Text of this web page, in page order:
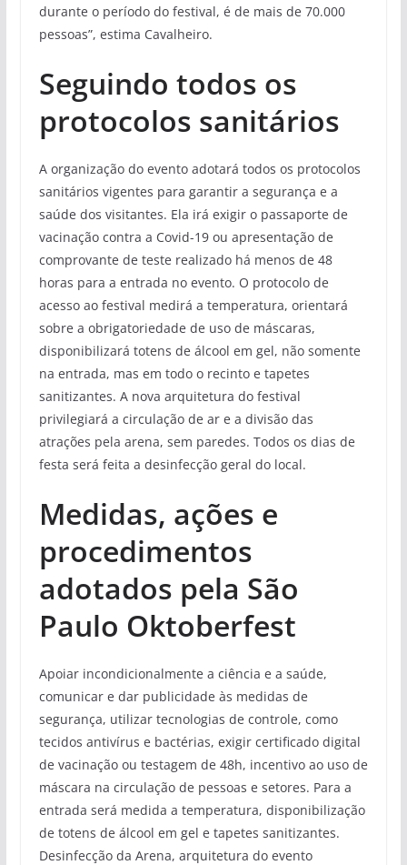
durante o período do festival, é de mais de 70.000
pessoas”, estima Cavalheiro.
Seguindo todos os
protocolos sanitários
A organização do evento adotará todos os protocolos
sanitários vigentes para garantir a segurança e a
saúde dos visitantes. Ela irá exigir o passaporte de
vacinação contra a Covid-19 ou apresentação de
comprovante de teste realizado há menos de 48
horas para a entrada no evento. O protocolo de
acesso ao festival medirá a temperatura, orientará
sobre a obrigatoriedade de uso de máscaras,
disponibilizará totens de álcool em gel, não somente
na entrada, mas em todo o recinto e tapetes
sanitizantes. A nova arquitetura do festival
privilegiará a circulação de ar e a divisão das
atrações pela arena, sem paredes. Todos os dias de
festa será feita a desinfecção geral do local.
Medidas, ações e
procedimentos
adotados pela São
Paulo Oktoberfest
Apoiar incondicionalmente a ciência e a saúde,
comunicar e dar publicidade às medidas de
segurança, utilizar tecnologias de controle, como
tecidos antivírus e bactérias, exigir certificado digital
de vacinação ou testagem de 48h, incentivo ao uso de
máscara na circulação de pessoas e setores. Para a
entrada será medida a temperatura, disponibilização
de totens de álcool em gel e tapetes sanitizantes.
Desinfecção da Arena, arquitetura do evento